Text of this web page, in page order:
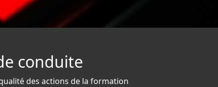
conduite
des actions de la formation